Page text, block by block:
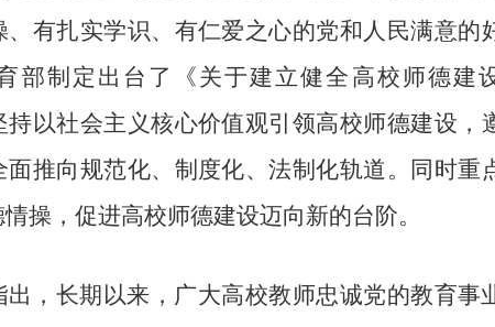
、有扎实学识、有仁爱之心的党和人民满意
部制定出台了《关于建立健全高校师德建
持以社会主义核心价值观引领高校师德建设
面推向规范化、制度化、法制化轨道。同时重
操，促进高校师德建设迈向新的台阶。
出，长期以来，广大高校教师忠诚党的教育事